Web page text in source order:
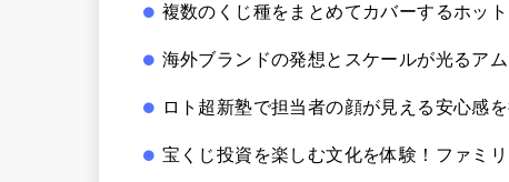
複数のくじ種をまとめてカバーするホッ
海外ブランドの発想とスケールが光るア
ロト超新塾で担当者の顔が見える安心感
宝くじ投資を楽しむ文化を体験！ファミ